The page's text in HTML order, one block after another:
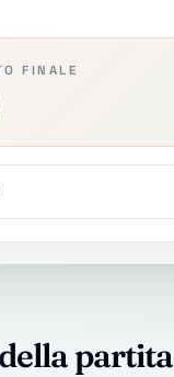
FINALE
partita